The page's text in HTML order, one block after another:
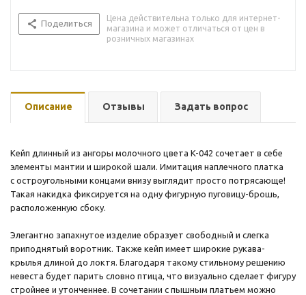
Поделиться
Цена действительна только для интернет-
магазина и может отличаться от цен в
розничных магазинах
Описание Отзывы Задать вопрос
Кейп длинный из ангоры молочного цвета K-042 сочетает в себе
элементы мантии и широкой шали. Имитация наплечного платка
с остроугольными концами внизу выглядит просто потрясающе!
Такая накидка фиксируется на одну фигурную пуговицу-брошь,
расположенную сбоку.
Элегантно запахнутое изделие образует свободный и слегка
приподнятый воротник. Также кейп имеет широкие рукава-
крылья длиной до локтя. Благодаря такому стильному решению
невеста будет парить словно птица, что визуально сделает фигуру
стройнее и утонченнее. В сочетании с пышным платьем можно